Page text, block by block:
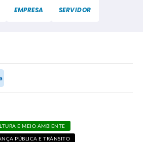
EMPRESA SERVIDOR
E MEIO AMBIENTE
PÚBLICA E TRÂNSITO